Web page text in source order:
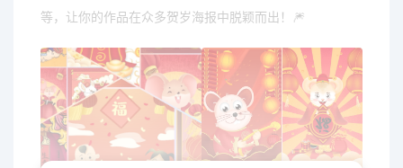
等，让你的作品在众多贺岁海报中脱颖而出！🎆